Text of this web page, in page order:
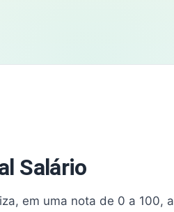
Salário
em uma nota de 0 a 100, a